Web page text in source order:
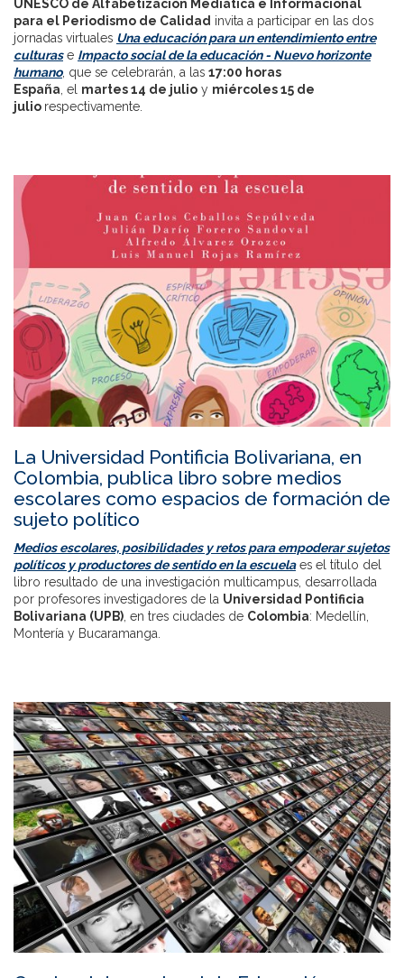
UNESCO de Alfabetización Mediática e Informacional
para el Periodismo de Calidad invita a participar en las dos
jornadas virtuales Una educación para un entendimiento entre
culturase Impacto social de la educación - Nuevo horizonte
humano, que se celebrarán, a las 17:00 horas
España, el martes 14 de julio y miércoles 15 de
julio respectivamente.
La Universidad Pontificia Bolivariana, en
Colombia, publica libro sobre medios
escolares como espacios de formación de
sujeto político
Medios escolares, posibilidades y retos para empoderar sujetos
políticos y productores de sentido en la escuelaes el título del
libro resultado de una investigación multicampus, desarrollada
por profesores investigadores de la Universidad Pontificia
Bolivariana (UPB) , en tres ciudades de Colombia: Medellín,
Montería y Bucaramanga.